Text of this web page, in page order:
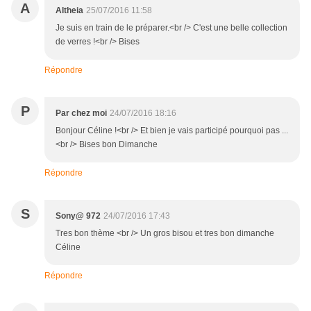
A Altheia 25/07/2016 11:58
Je suis en train de le préparer.<br /> C'est une belle collection
de verres !<br /> Bises
Répondre
P Par chez moi 24/07/2016 18:16
Bonjour Céline !<br /> Et bien je vais participé pourquoi pas ...
<br /> Bises bon Dimanche
Répondre
S Sony@ 972 24/07/2016 17:43
Tres bon thème <br /> Un gros bisou et tres bon dimanche
Céline
Répondre